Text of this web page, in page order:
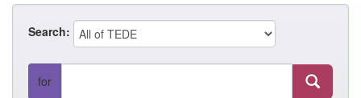
Search:
for